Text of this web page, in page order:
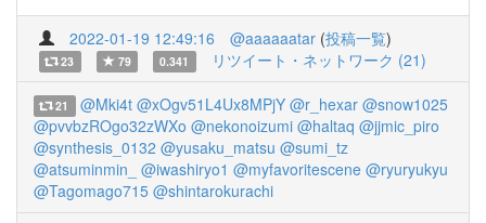
2022-01-19 12:49:16 @aaaaaatar (投稿一覧)
23 79 0.341 リツイート・ネットワーク (21)
21 @Mki4t @xOgv51L4Ux8MPjY @r_hexar @snow1025
@pvvbzROgo32zWXo @nekonoizumi @haltaq @jjmic_piro
@synthesis_0132 @yusaku_matsu @sumi_tz
@atsuminmin_
@iwashiryo1 @myfavoritescene @ryuryukyu
@Tagomago715 @shintarokurachi